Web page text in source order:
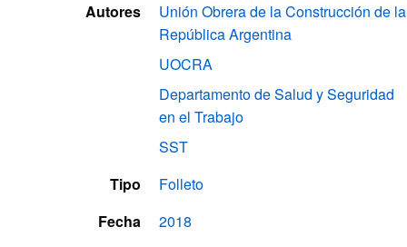
Autores
Unión Obrera de la Construcción de la
República Argentina
UOCRA
Departamento de Salud y Seguridad
en el Trabajo
SST
Tipo
Folleto
Fecha
2018